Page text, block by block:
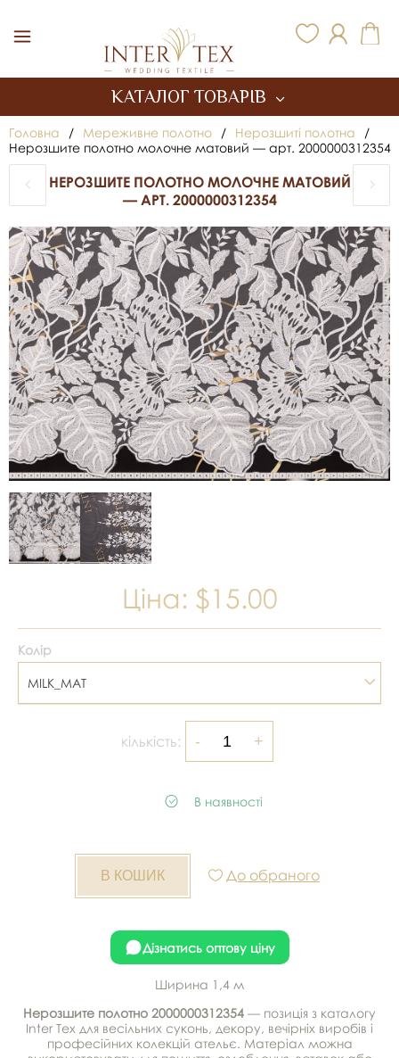
КАТАЛОГ ТОВАРІВ
Головна / Мереживне полотно / Нерозшиті полотна
/
Нерозшите полотно молочне матовий — арт. 2000000312354
НЕРОЗШИТЕ ПОЛОТНО МОЛОЧНЕ МАТОВИЙ
— АРТ. 2000000312354
Ціна: $15.00
Колір
MILK_MAT
кількість:
В наявності
До обраного
Дізнатись оптову ціну
Ширина 1,4 м
Нерозшите полотно 2000000312354 — позиція з каталогу
Inter Tex для весільних суконь, декору, вечірніх виробів і
професійних колекцій ательє. Матеріал можна